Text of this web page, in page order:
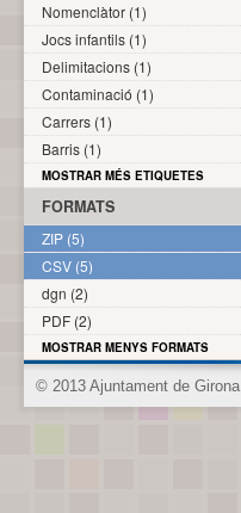
Nomenclàtor (1)
Jocs infantils (1)
Delimitacions (1)
Contaminació (1)
Carrers (1)
Barris (1)
MOSTRAR MÉS ETIQUETES
FORMATS
ZIP (5)
CSV (5)
dgn (2)
PDF (2)
MOSTRAR MENYS FORMATS
© 2013 Ajuntament de Girona